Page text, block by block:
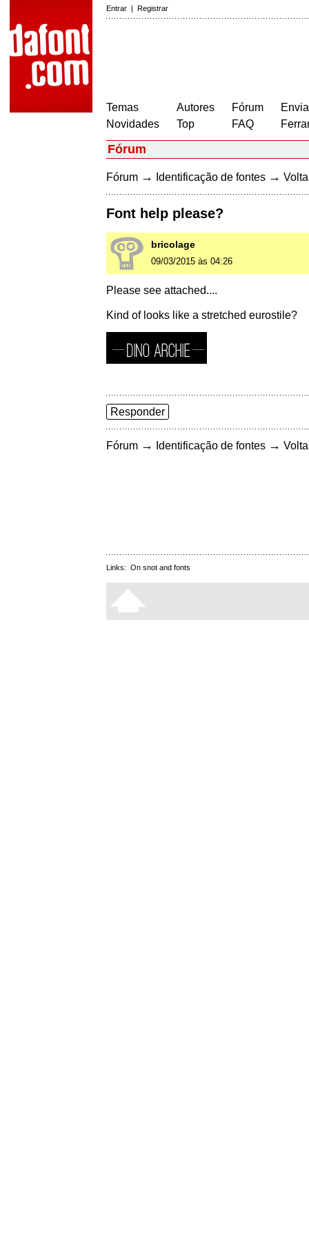
Entrar | Registrar
Temas
Novidades
Autores
Top
Fórum
FAQ
Fórum
Fórum → Identificação de fontes →
Font help please?
bricolage
09/03/2015 às 04:26
Please see attached....
Kind of looks like a stretched eurostile?
Responder
Fórum → Identificação de fontes →
Links: On snot and fonts